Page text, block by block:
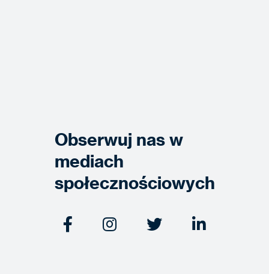
Obserwuj nas w
mediach
społecznościowych
   